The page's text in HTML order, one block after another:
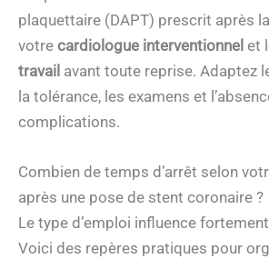
plaquettaire (DAPT) prescrit après
votre cardiologue interventionnel et
travail avant toute reprise. Adaptez
la tolérance, les examens et
complications.
Combien de temps d’arrêt selon
après une pose de stent coronaire ?
Le type d’emploi influence
Voici des repères pratiques pour